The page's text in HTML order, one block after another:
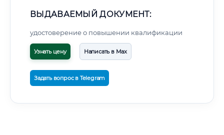
ВЫДАВАЕМЫЙ ДОКУМЕНТ:
удостоверение о повышении квалификации
Узнать цену Написать в Max
Задать вопрос в Telegram